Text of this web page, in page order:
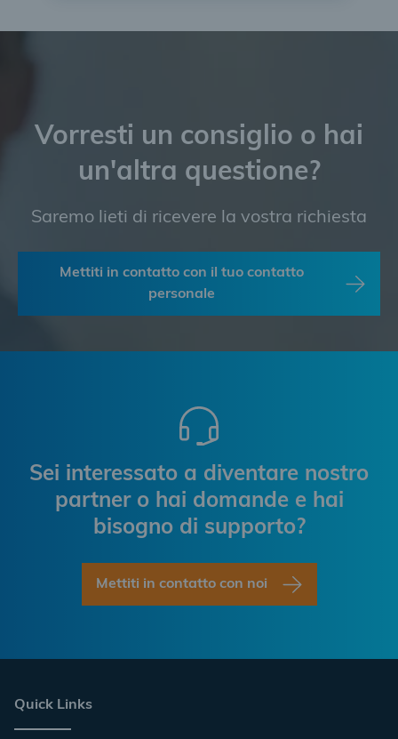
Vorresti un consiglio o hai
un'altra questione?
Saremo lieti di ricevere la vostra richiesta
Mettiti in contatto con il tuo contatto
personale
Sei interessato a diventare nostro
partner o hai domande e hai
bisogno di supporto?
Mettiti in contatto con noi
Quick Links